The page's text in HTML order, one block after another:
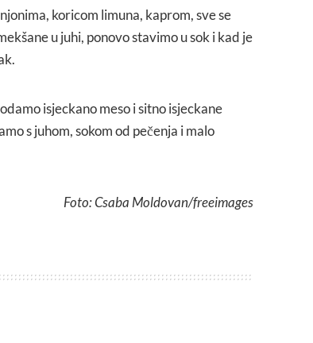
koricom limuna, kaprom, sve se
u juhi, ponovo stavimo u sok i kad je
isjeckano meso i sitno isjeckane
s juhom, sokom od pečenja i malo
Foto: Csaba Moldovan/freeimages